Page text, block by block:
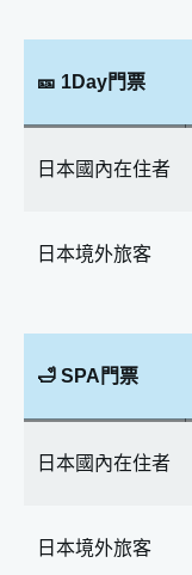
🎫 1Day門票
日本國內在住者
日本境外旅客
🛁 SPA門票
日本國內在住者
日本境外旅客